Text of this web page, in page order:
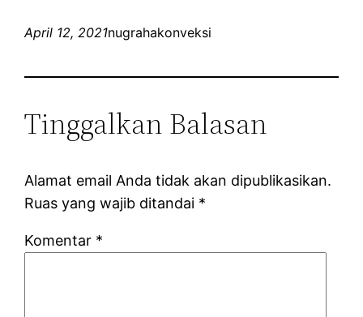
April 12, 2021nugrahakonveksi
Tinggalkan Balasan
Alamat email Anda tidak akan dipublikasikan.
Ruas yang wajib ditandai *
Komentar *